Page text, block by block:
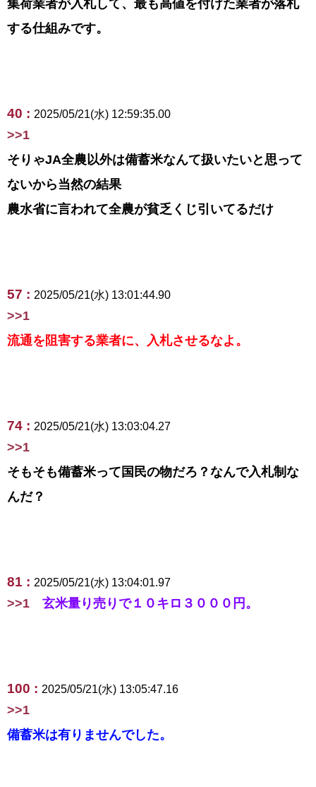
集荷業者が入札して、最も高値を付けた業者が落札
する仕組みです。
40 : 2025/05/21(水) 12:59:35.00
>>1
そりゃJA全農以外は備蓄米なんて扱いたいと思って
ないから当然の結果
農水省に言われて全農が貧乏くじ引いてるだけ
57 : 2025/05/21(水) 13:01:44.90
>>1
流通を阻害する業者に、入札させるなよ。
74 : 2025/05/21(水) 13:03:04.27
>>1
そもそも備蓄米って国民の物だろ？なんで入札制な
んだ？
81 : 2025/05/21(水) 13:04:01.97
>>1 玄米量り売りで１０キロ３０００円。
100 : 2025/05/21(水) 13:05:47.16
>>1
備蓄米は有りませんでした。